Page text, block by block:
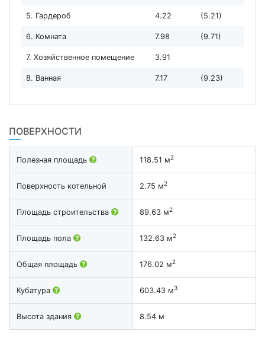
5. Гардероб 4.22 (5.21)
6. Комната 7.98 (9.71)
7. Хозяйственное помещение 3.91
8. Ванная 7.17 (9.23)
ПОВЕРХНОСТИ
Полезная площадь 118.51 м2
Поверхность котельной 2.75 м2
Площадь строительства 89.63 м2
Площадь пола 132.63 м2
Общая площадь 176.02 м2
Кубатура 603.43 м3
Высота здания 8.54 м